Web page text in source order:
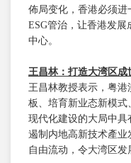
佈局变化，香港必须
ESG管治，让香港发
中心。
王昌林：打造大湾区成
王昌林教授表示，粤
板、培育新业态新模
现代化建设的大局中
遏制内地高新技术產
自由流动，令大湾区发